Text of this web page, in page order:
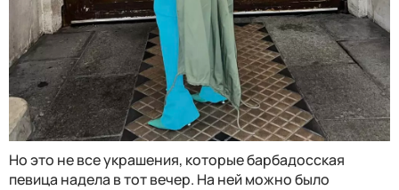
Но это не все украшения, которые барбадосская
певица надела в тот вечер. На ней можно было